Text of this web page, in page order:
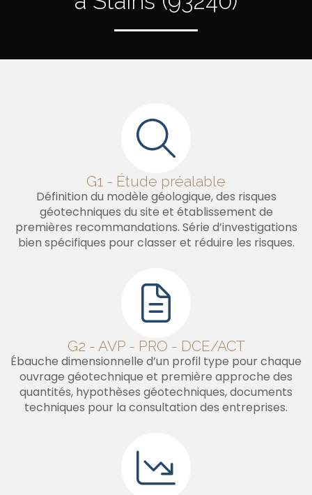
G1 - Étude préalable
Définition du modèle géologique, des risques
géotechniques du site et établissement de
premières recommandations. Série d’investigations
bien spécifiques pour classer et réduire les risques.
G2 - AVP - PRO - DCE/ACT
Ébauche dimensionnelle d’un profil type pour chaque
ouvrage géotechnique et première approche des
quantités, hypothèses géotechniques, documents
techniques pour la consultation des entreprises.